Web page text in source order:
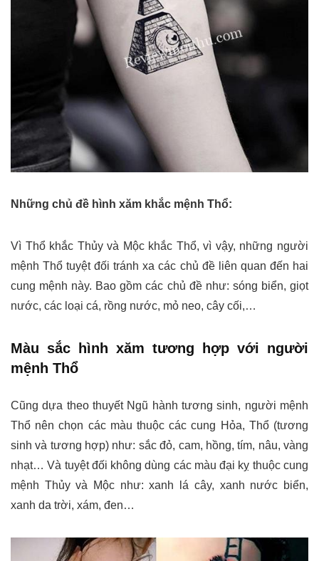
Những chủ đề hình xăm khắc mệnh Thổ:
Vì Thổ khắc Thủy và Mộc khắc Thổ, vì vậy, những người
mệnh Thổ tuyệt đối tránh xa các chủ đề liên quan đến hai
cung mệnh này. Bao gồm các chủ đề như: sóng biển, giọt
nước, các loại cá, rồng nước, mỏ neo, cây cối,…
Màu sắc hình xăm tương hợp với người
mệnh Thổ
Cũng dựa theo thuyết Ngũ hành tương sinh, người mệnh
Thổ nên chọn các màu thuộc các cung Hỏa, Thổ (tương
sinh và tương hợp) như: sắc đỏ, cam, hồng, tím, nâu, vàng
nhạt… Và tuyệt đối không dùng các màu đại kỵ thuộc cung
mệnh Thủy và Mộc như: xanh lá cây, xanh nước biển,
xanh da trời, xám, đen…